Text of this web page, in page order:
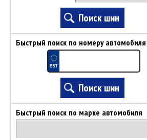
Быстрый поиск по номеру автомобиля
Быстрый поиск по марке автомобиля